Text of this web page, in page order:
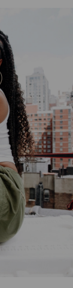
ランドと
ティブ・デ
かに刺激的
について説
、落書きか
ロゴスクリ
２足、スワ
ルスタイリ
ネスブー
クリスタル
6インチブ
ィスの７ス